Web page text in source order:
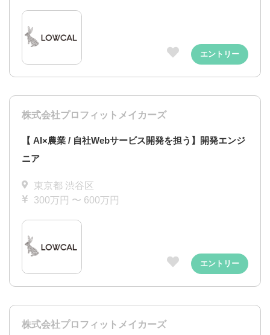
エントリー
株式会社プロフィットメイカーズ
【 AI×農業 / 自社Webサービス開発を担う】開発エンジ
ニア
東京都 渋谷区
300万円 〜 600万円
エントリー
株式会社プロフィットメイカーズ